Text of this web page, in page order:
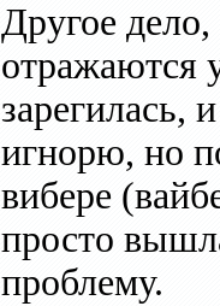
Другое
отражаются
зарегилась,
игнорю, но
вибере
просто
проблему.